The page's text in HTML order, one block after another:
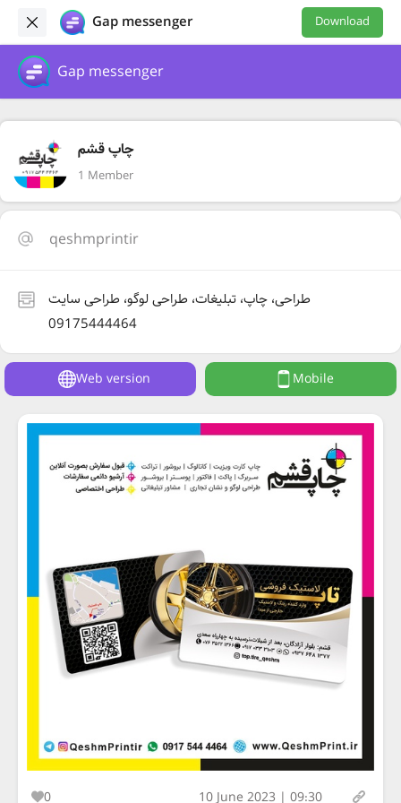
Gap messenger Download
Gap messenger
چاپ قشم
1 Member
qeshmprintir
طراحی، چاپ، تبلیغات، طراحی لوگو، طراحی سایت
09175444464
Web version Mobile
0 10 June 2023 | 09:30